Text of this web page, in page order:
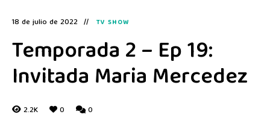
18 de julio de 2022 TV SHOW
Temporada 2 – Ep 19:
Invitada Maria Mercedez
2.2K 0 0